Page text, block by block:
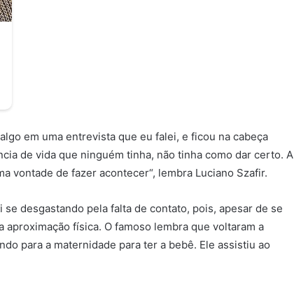
em uma entrevista que eu falei, e ficou na cabeça
de vida que ninguém tinha, não tinha como dar certo. A
vontade de fazer acontecer“, lembra Luciano Szafir.
desgastando pela falta de contato, pois, apesar de se
física. O famoso lembra que voltaram a
para a maternidade para ter a bebê. Ele assistiu ao